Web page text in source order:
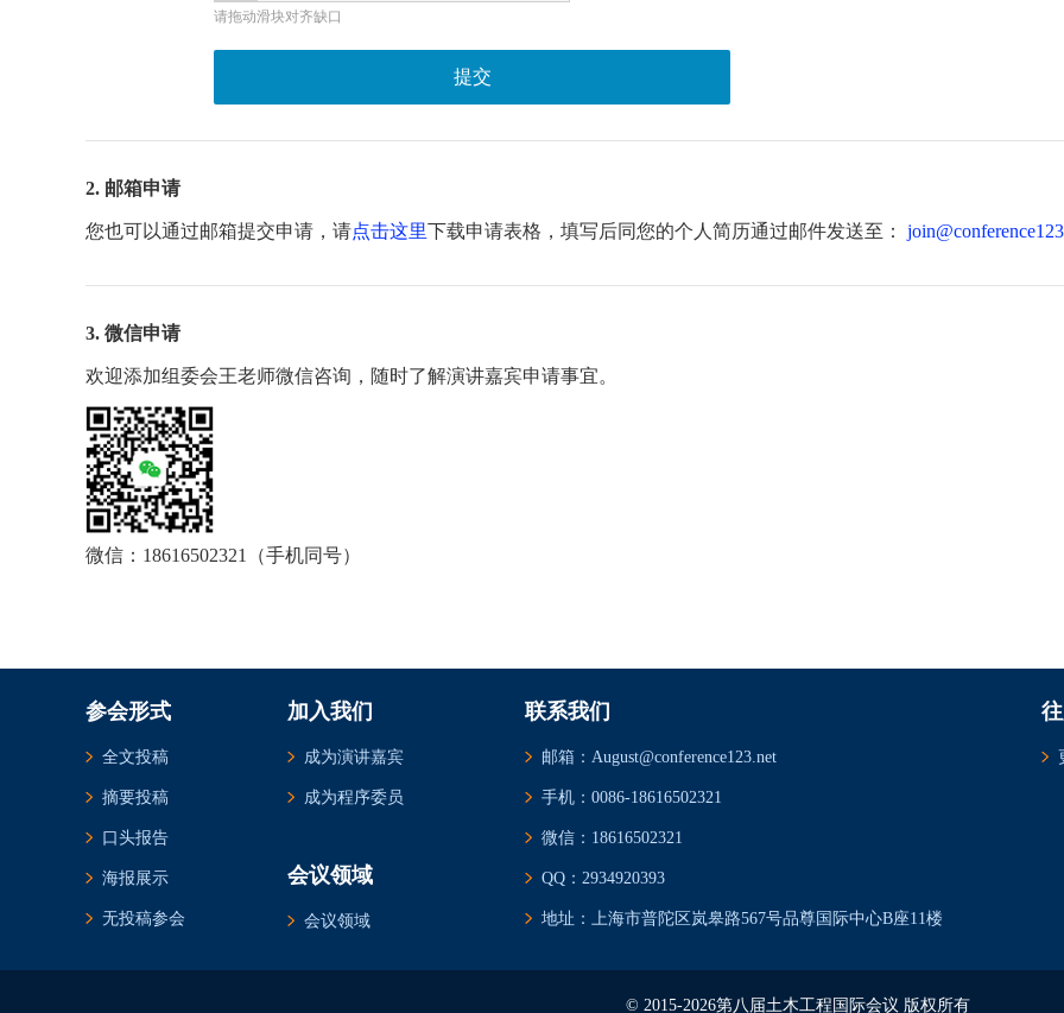
请拖动滑块对齐缺口
提交
2. 邮箱申请
您也可以通过邮箱提交申请，请点击这里下载申请表格，填写后同您的个人简历通过邮件发送至：
3. 微信申请
欢迎添加组委会王老师微信咨询，随时了解演讲嘉宾申请事宜。
微信：18616502321（手机同号）
参会形式
全文投稿
摘要投稿
口头报告
海报展示
无投稿参会
加入我们
成为演讲嘉宾
成为程序委员
会议领域
会议领域
联系我们
邮箱：August@conference123.net
手机：0086-18616502321
微信：18616502321
QQ：2934920393
地址：上海市普陀区岚皋路567号品尊国际中心B座11楼
© 2015-2026第八届土木工程国际会议 版权所有